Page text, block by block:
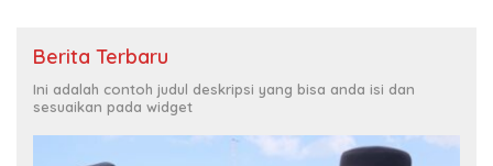
Berita Terbaru
Ini adalah contoh judul deskripsi yang bisa anda isi dan
sesuaikan pada widget